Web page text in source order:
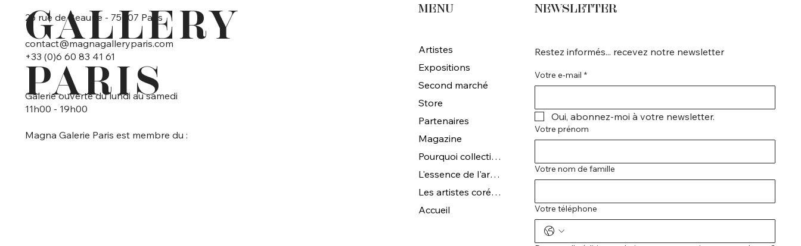
GALLERY
PARIS
25 rue de Beaune - 75007 Paris
contact@magnagalleryparis.com
+33 (0)6 60 83 41 61
Galerie ouverte du lundi au samedi
11h00 - 19h00
Magna Galerie Paris est membre du :
MENU
Artistes
Expositions
Second marché
Store
Partenaires
Magazine
Pourquoi collectionner l'art coréen ?
L'essence de l'art coréen
Les artistes coréens de Magna Gallery
Accueil
Restez informés... recevez notre newsletter
Votre e-mail *
Oui, abonnez-moi à votre newsletter.
Votre prénom
Votre nom de famille
Votre téléphone
NEWSLETTER